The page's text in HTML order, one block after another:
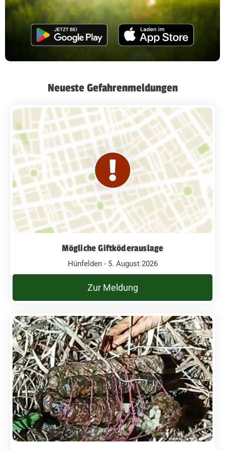
Neueste Gefahrenmeldungen
Mögliche Giftköderauslage
Hünfelden - 5. August 2026
Zur Meldung